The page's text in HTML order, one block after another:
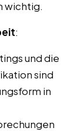
wichtig.
:
und die
sind
in